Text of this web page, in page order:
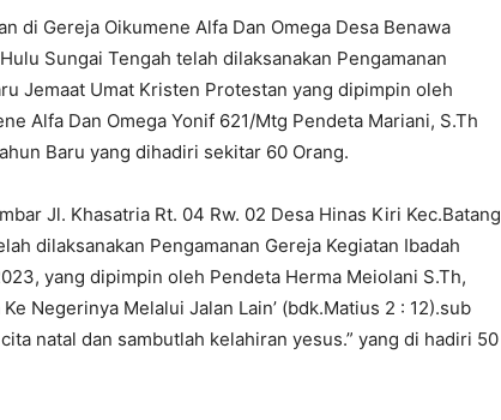
di Gereja Oikumene Alfa Dan Omega Desa Benawa
Sungai Tengah telah dilaksanakan Pengamanan
Jemaat Umat Kristen Protestan yang dipimpin oleh
Alfa Dan Omega Yonif 621/Mtg Pendeta Mariani, S.Th
Baru yang dihadiri sekitar 60 Orang.
Jl. Khasatria Rt. 04 Rw. 02 Desa Hinas Kiri Kec.Batang
dilaksanakan Pengamanan Gereja Kegiatan Ibadah
yang dipimpin oleh Pendeta Herma Meiolani S.Th,
Negerinya Melalui Jalan Lain’ (bdk.Matius 2 : 12).sub
natal dan sambutlah kelahiran yesus.” yang di hadiri 50